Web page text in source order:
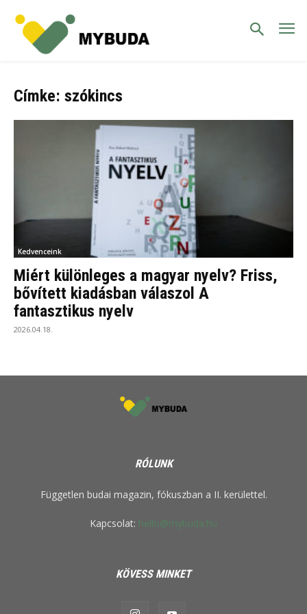
Címke: szókincs
Kedvenceink
Miért különleges a magyar nyelv? Friss,
bővített kiadásban válaszol A
fantasztikus nyelv
2026.04.18.
RÓLUNK
Független budai magazin, fókuszban a II. kerülettel.
Kapcsolat: hello@mybuda.hu
KÖVESS MINKET